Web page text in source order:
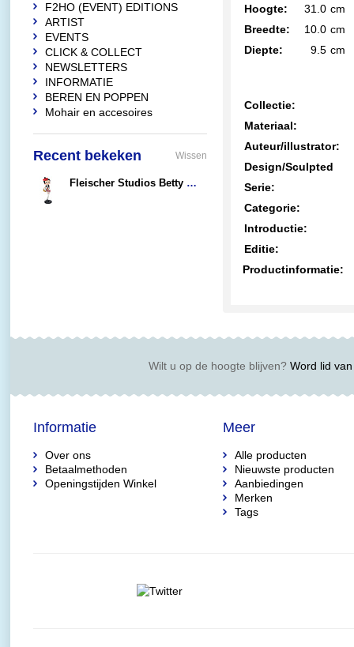
Hoogte: 31.0 cm
Breedte:
10.0 cm
Diepte:
9.5 cm
Collectie:
Materiaal:
Auteur/illustrator:
Design/Sculpted
Serie:
Categorie:
Introductie:
Editie:
Productinformatie:
F2HO (EVENT) EDITIONS
ARTIST
EVENTS
CLICK & COLLECT
NEWSLETTERS
INFORMATIE
BEREN EN POPPEN
Mohair en accesoires
Recent bekeken Wissen
Fleischer Studios Betty Boop France
Wilt u op de hoogte blijven?Word lid van
Informatie
Over ons
Betaalmethoden
Openingstijden Winkel
Meer
Alle producten
Nieuwste producten
Aanbiedingen
Merken
Tags